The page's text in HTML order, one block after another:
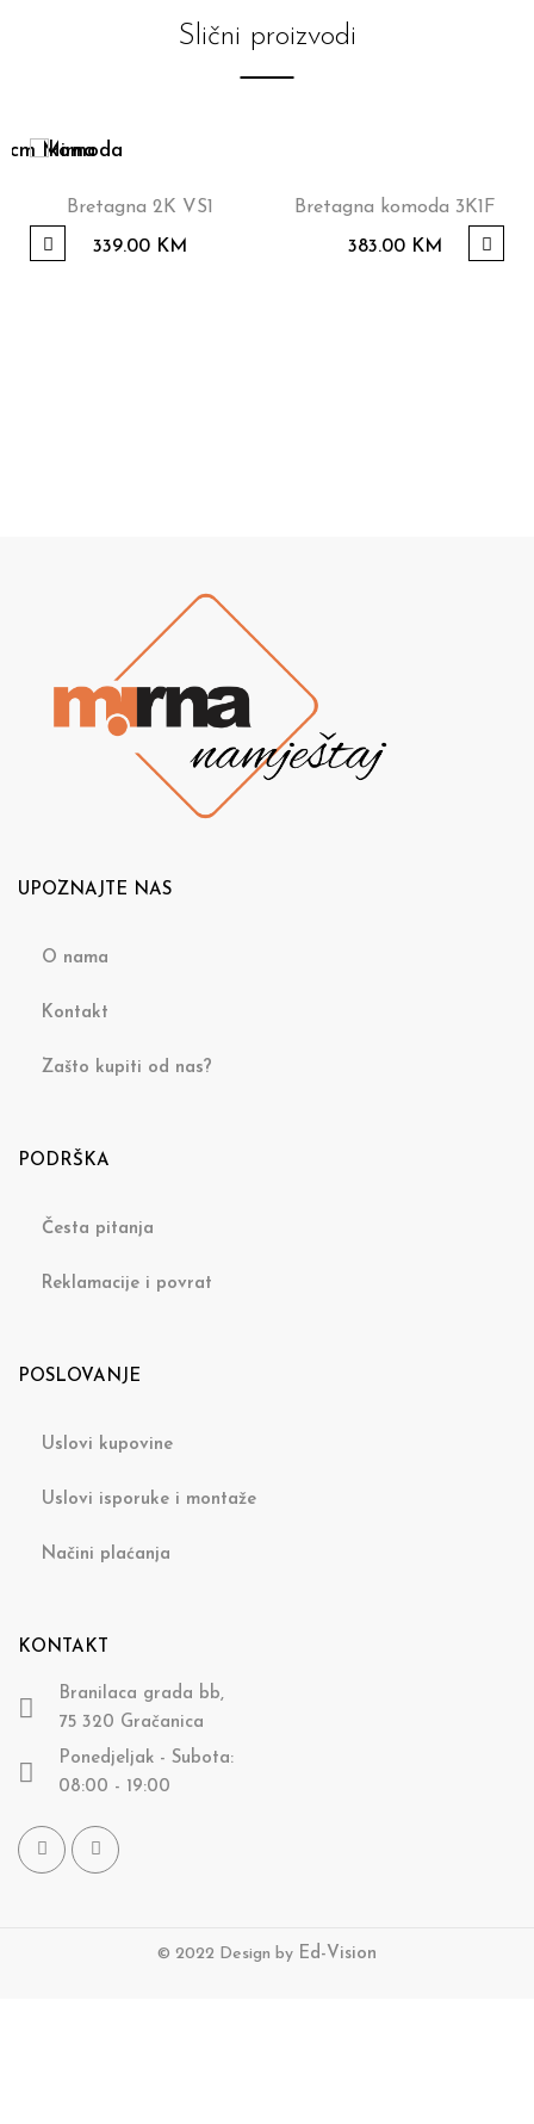
Slični proizvodi
Bretagna 2K VS1
339.00 KM
Bretagna komoda 3K1F
383.00 KM
UPOZNAJTE NAS
O nama
Kontakt
Zašto kupiti od nas?
PODRŠKA
Česta pitanja
Reklamacije i povrat
POSLOVANJE
Uslovi kupovine
Uslovi isporuke i montaže
Načini plaćanja
KONTAKT
Branilaca grada bb,
75 320 Gračanica
Ponedjeljak - Subota:
08:00 - 19:00
© 2022 Design by Ed-Vision